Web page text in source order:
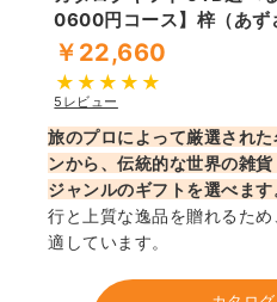
0600円コース】梓（あず
￥22,660
5レビュー
旅のプロによって厳選され
ンから、伝統的な世界の雑
ジャンルのギフトを選べます
行と上質な逸品を贈れるた
適しています。